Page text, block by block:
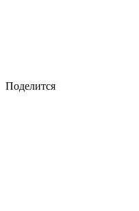
Поделится